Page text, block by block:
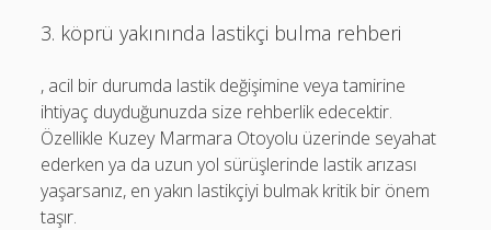
3. köprü yakınında lastikçi bulma rehberi
, acil bir durumda lastik değişimine veya tamirine
ihtiyaç duyduğunuzda size rehberlik edecektir.
Özellikle Kuzey Marmara Otoyolu üzerinde seyahat
ederken ya da uzun yol sürüşlerinde lastik arızası
yaşarsanız, en yakın lastikçiyi bulmak kritik bir önem
taşır.